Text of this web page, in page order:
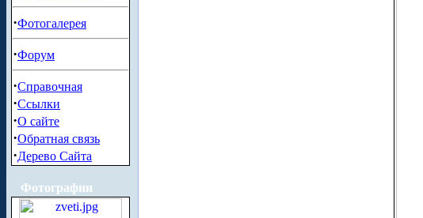
·Фотогалерея
·Форум
·Справочная
·Ссылки
·О сайте
·Обратная связь
·Дерево Сайта
Фотографии